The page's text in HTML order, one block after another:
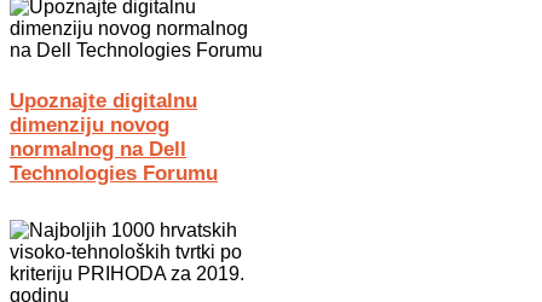
Upoznajte digitalnu
dimenziju novog
normalnog na Dell
Technologies Forumu